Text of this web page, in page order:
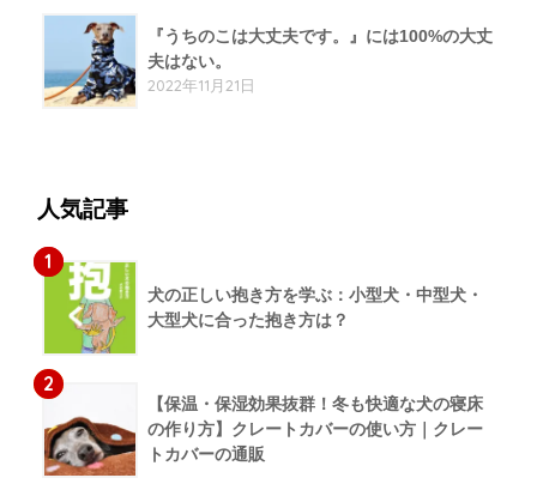
『うちのこは大丈夫です。』には100%の大丈
夫はない。
2022年11月21日
人気記事
1
犬の正しい抱き方を学ぶ：小型犬・中型犬・
大型犬に合った抱き方は？
2
【保温・保湿効果抜群！冬も快適な犬の寝床
の作り方】クレートカバーの使い方｜クレー
トカバーの通販